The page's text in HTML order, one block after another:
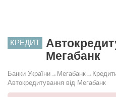
КРЕДИТ
Мегабанк
Банки України→ Мегабанк→
Автокредитування від Мегабанк